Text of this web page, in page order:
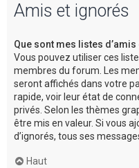
Amis et ignorés
Que sont mes listes d’amis
Vous pouvez utiliser ces
membres du forum. Les
seront affichés dans votre
rapide, voir leur état de
privés. Selon les thèmes
être mis en valeur. Si vous
d’ignorés, tous ses
Haut